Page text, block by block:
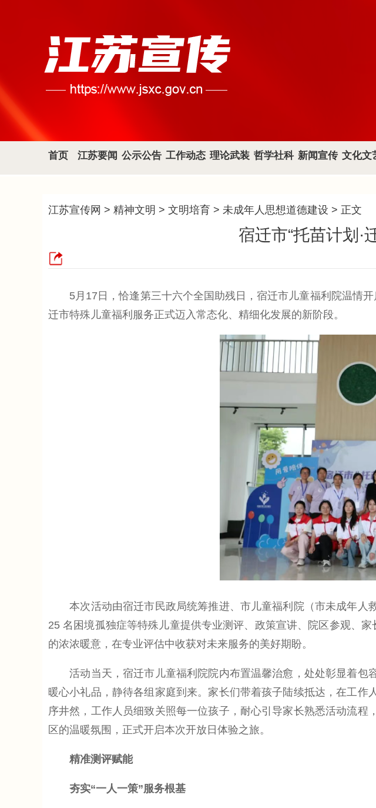
首页 江苏要闻 公示公告 工作动态 理论武装 哲学社科 新闻宣传 文化文
江苏宣传网 > 精神文明 > 文明培育 > 未成年人思想道德建设 > 正文
宿迁市“托苗计划·
5月17日，恰逢第三十六个全国助残日，宿迁市儿童福利院温情开
迁市特殊儿童福利服务正式迈入常态化、精细化发展的新阶段。
本次活动由宿迁市民政局统筹推进、市儿童福利院（市未成年人
25 名困境孤独症等特殊儿童提供专业测评、政策宣讲、院区参观、
的浓浓暖意，在专业评估中收获对未来服务的美好期盼。
活动当天，宿迁市儿童福利院院内布置温馨治愈，处处彰显着包
暖心小礼品，静待各组家庭到来。家长们带着孩子陆续抵达，在工
序井然，工作人员细致关照每一位孩子，耐心引导家长熟悉活动流
区的温暖氛围，正式开启本次开放日体验之旅。
精准测评赋能
夯实“一人一策”服务根基